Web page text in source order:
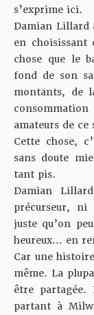
s’exprime ici.
Damian Lillard
en choisissant
chose que le
fond de son
montants, de
amateurs de ce
Cette chose,
sans doute
tant pis.
Damian
précurseur,
juste qu’on
heureux… en
Car une
même. La
être partagée.
partant à